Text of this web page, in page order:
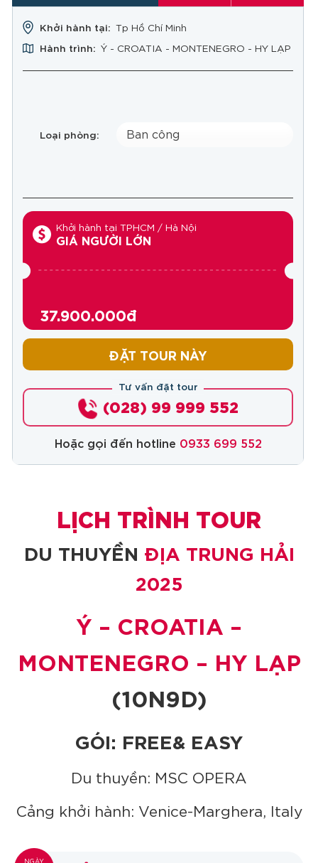
Khởi hành tại: Tp Hồ Chí Minh
Hành trình: Ý - CROATIA - MONTENEGRO - HY LẠP
Loại phòng: Ban công
Khởi hành tại TPHCM / Hà Nội
GIÁ NGƯỜI LỚN
37.900.000đ
ĐẶT TOUR NÀY
Tư vấn đặt tour
(028) 99 999 552
Hoặc gọi đến hotline 0933 699 552
LỊCH TRÌNH TOUR
DU THUYỀN ĐỊA TRUNG HẢI
2025
Ý – CROATIA –
MONTENEGRO – HY LẠP
(10N9D)
GÓI: FREE& EASY
Du thuyền: MSC OPERA
Cảng khởi hành: Venice-Marghera, Italy
NGÀY